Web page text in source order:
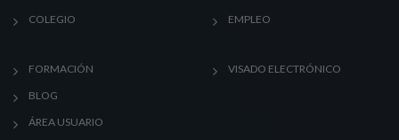
COLEGIO
EMPLEO
FORMACIÓN
BLOG
ÁREA USUARIO
VISADO ELECTRÓNICO